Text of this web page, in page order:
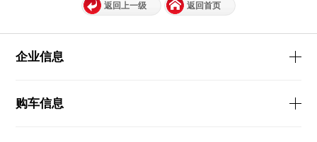
返回上一级 返回首页
企业信息
购车信息